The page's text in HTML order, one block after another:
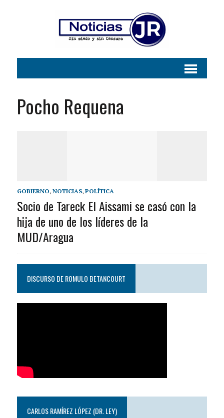
Pocho Requena
GOBIERNO, NOTICIAS, POLÍTICA
Socio de Tareck El Aissami se casó con la
hija de uno de los líderes de la
MUD/Aragua
DISCURSO DE ROMULO BETANCOURT
CARLOS RAMÍREZ LÓPEZ (DR. LEY)